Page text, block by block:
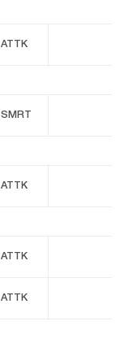
ATTK
SMRT
ATTK
ATTK
ATTK